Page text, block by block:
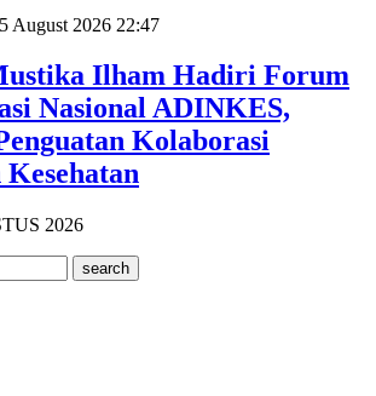
August 2026 22:47
Ilham Hadiri Forum
Nasional ADINKES,
Kolaborasi
2026